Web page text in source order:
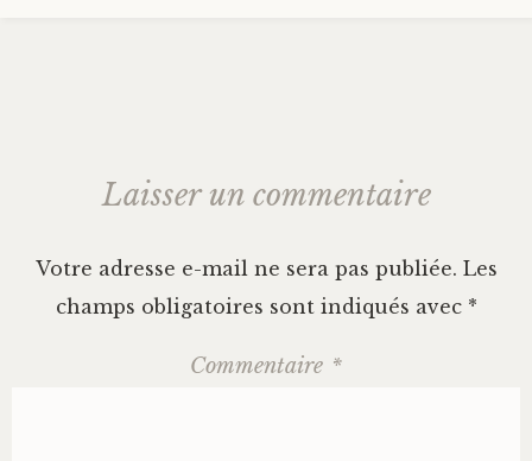
Laisser un commentaire
Votre adresse e-mail ne sera pas publiée. Les
champs obligatoires sont indiqués avec *
Commentaire *